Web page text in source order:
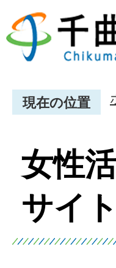
現在の位置
女性
サイ